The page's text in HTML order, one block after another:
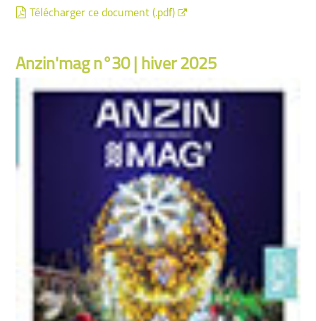
Télécharger ce document (.pdf)
Anzin'mag n°30 | hiver 2025